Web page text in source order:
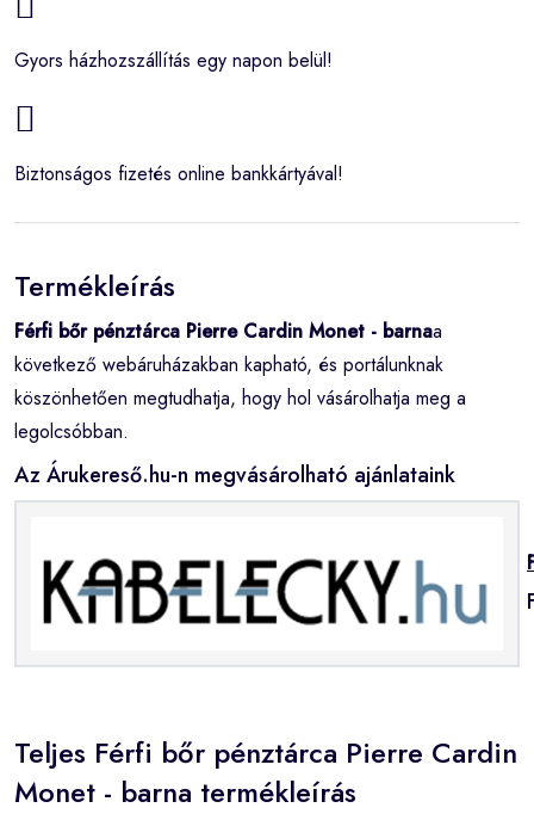
Gyors házhozszállítás egy napon belül!
Biztonságos fizetés online bankkártyával!
Termékleírás
Férfi bőr pénztárca Pierre Cardin Monet - barnaa
következő webáruházakban kapható, és portálunknak
köszönhetően megtudhatja, hogy hol vásárolhatja meg a
legolcsóbban.
Az Árukereső.hu-n megvásárolható ajánlataink
Teljes Férfi bőr pénztárca Pierre Cardin
Monet - barna termékleírás